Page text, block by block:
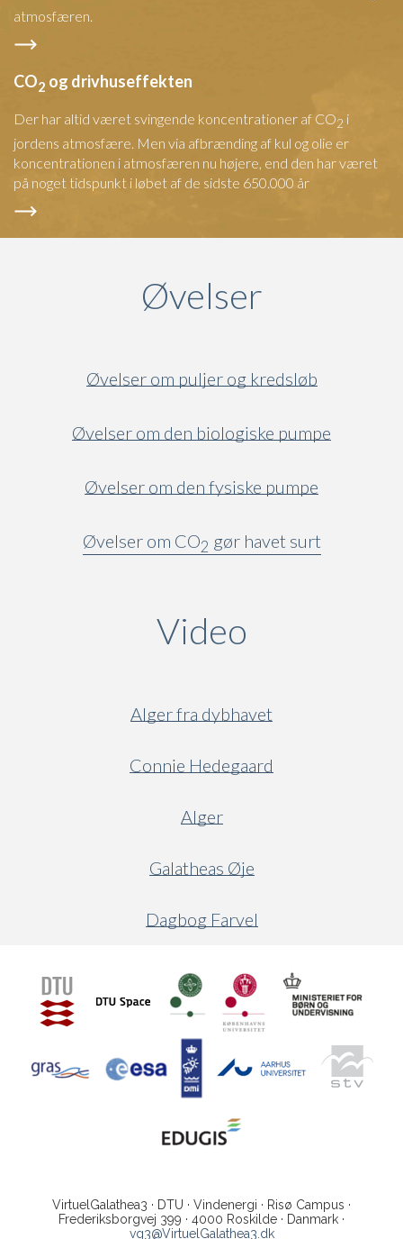
atmosfæren.
CO2 og drivhuseffekten
Der har altid været svingende koncentrationer af CO2 i
jordens atmosfære. Men via afbrænding af kul og olie er
koncentrationen i atmosfæren nu højere, end den har været
på noget tidspunkt i løbet af de sidste 650.000 år
Øvelser
Øvelser om puljer og kredsløb
Øvelser om den biologiske pumpe
Øvelser om den fysiske pumpe
Øvelser om CO2 gør havet surt
Video
Alger fra dybhavet
Connie Hedegaard
Alger
Galatheas Øje
Dagbog Farvel
VirtuelGalathea3 · DTU · Vindenergi · Risø Campus ·
Frederiksborgvej 399 · 4000 Roskilde · Danmark ·
vg3@VirtuelGalathea3.dk